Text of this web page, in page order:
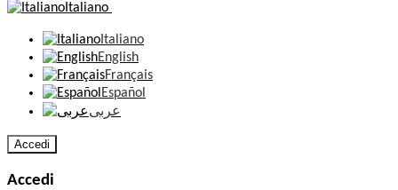
Italiano
Italiano
English
Français
Español
عربى
Accedi
Accedi